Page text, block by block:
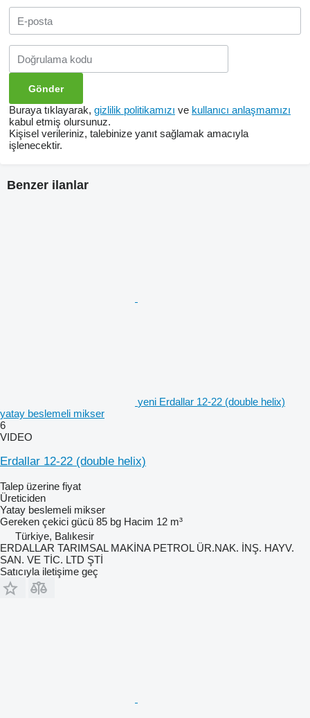
Buraya tıklayarak, gizlilik politikamızı ve kullanıcı anlaşmamızı
kabul etmiş olursunuz.
Kişisel verileriniz, talebinize yanıt sağlamak amacıyla
işlenecektir.
Benzer ilanlar
yeni Erdallar 12-22 (double helix)
yatay beslemeli mikser
6
VIDEO
Erdallar 12-22 (double helix)
Talep üzerine fiyat
Üreticiden
Yatay beslemeli mikser
Gereken çekici gücü 85 bg Hacim 12 m³
Türkiye, Balıkesir
ERDALLAR TARIMSAL MAKİNA PETROL ÜR.NAK. İNŞ. HAYV.
SAN. VE TİC. LTD ŞTİ
Satıcıyla iletişime geç